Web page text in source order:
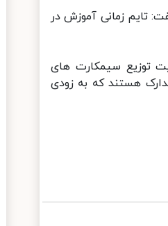
یافته است گفت: تایم زمانی آموزش در
توزیع سیمکارت های
هستند که به زودی